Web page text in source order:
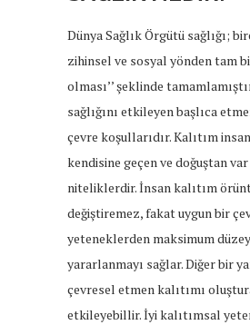
Dünya Sağlık Örgütü sağlığı;
zihinsel ve sosyal yönden tam
olması’’ şeklinde
sağlığını etkileyen başlıca
çevre koşullarıdır. Kalıtım
kendisine geçen ve doğuştan
niteliklerdir. İnsan kalıtım
değiştiremez, fakat uygun bir
yeteneklerden maksimum
yararlanmayı sağlar. Diğer bir
çevresel etmen kalıtımı
etkileyebillir. İyi kalıtımsal